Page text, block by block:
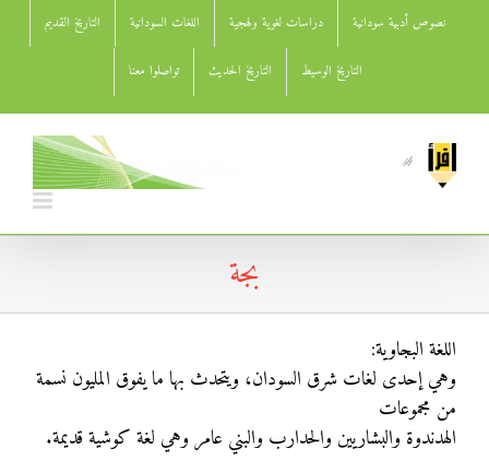
نصوص أدبية سودانية دراسات لغوية ولهجية اللغات السودانية التاريخ القديم
التاريخ الوسيط التاريخ الحديث تواصلوا معنا
بجة
اللغة البجاوية:
وهي إحدى لغات شرق السودان، ويتحدث بها ما يفوق المليون نسمة
من مجموعات
الهدندوة والبشاريين والحدارب والبني عامر وهي لغة كوشية قديمة.